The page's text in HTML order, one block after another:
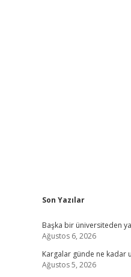
Sidebar
Son Yazılar
Başka bir üniversiteden
Ağustos 6, 2026
Kargalar günde ne kadar
Ağustos 5, 2026